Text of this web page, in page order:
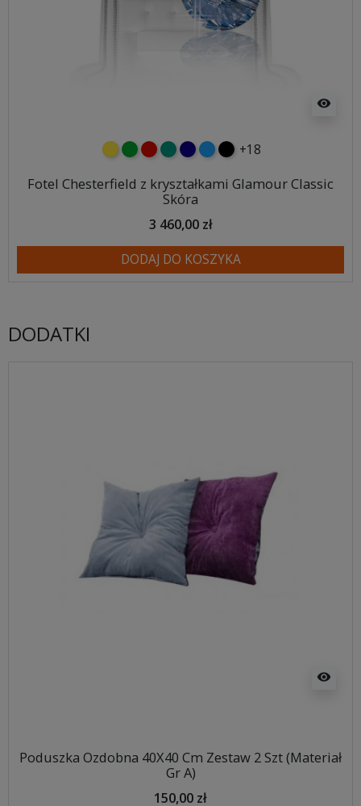
visibility
żółtyzielonyczerwony
turkusowy
granatowy
niebieski
czarny
+18
Fotel Chesterfield z kryształkami Glamour Classic
Skóra
3 460,00 zł
DODAJ DO KOSZYKA
DODATKI
visibility
Poduszka Ozdobna 40X40 Cm Zestaw 2 Szt (Materiał
Gr A)
150,00 zł